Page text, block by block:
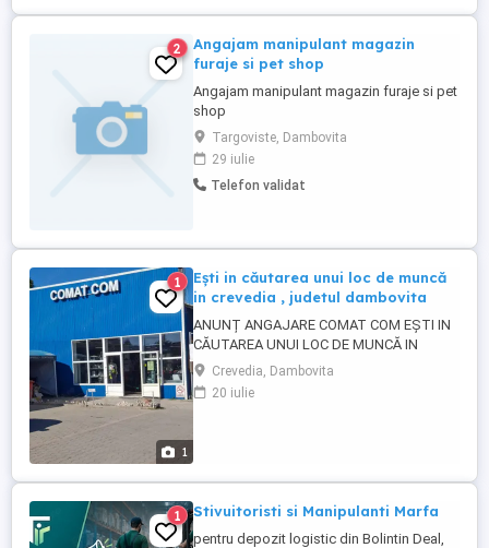
2
Angajam manipulant magazin
furaje si pet shop
Angajam manipulant magazin furaje si pet
shop
Targoviste, Dambovita
29 iulie
Telefon validat
1
1
Ești in căutarea unui loc de muncă
in crevedia , judetul dambovita
ANUNȚ ANGAJARE COMAT COM EȘTI IN
CĂUTAREA UNUI LOC DE MUNCĂ IN
CREVEDIA , JUDETUL DAMBOVITA
COMAT COM își mărește echipa! Căutăm
colegi serioși si dornici de muncă pentru
Crevedia, Dambovita
20 iulie
1 Stivuitoristi si Manipulanti Marfa
pentru depozit logistic din Bolintin Deal,